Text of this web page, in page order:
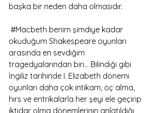
başka bir neden daha olmasıdır.
#Macbeth benim şimdiye kadar
okuduğum Shakespeare oyunları
arasında en sevdiğim
tragedyalarından biri… Bilindiği gibi
İngiliz tarihinde I. Elizabeth dönemi
oyunları daha çok intikam, öç alma,
hırs ve entrikalarla her şeyi ele geçirip
iktidar olma dönemlerinin anlatıldığı